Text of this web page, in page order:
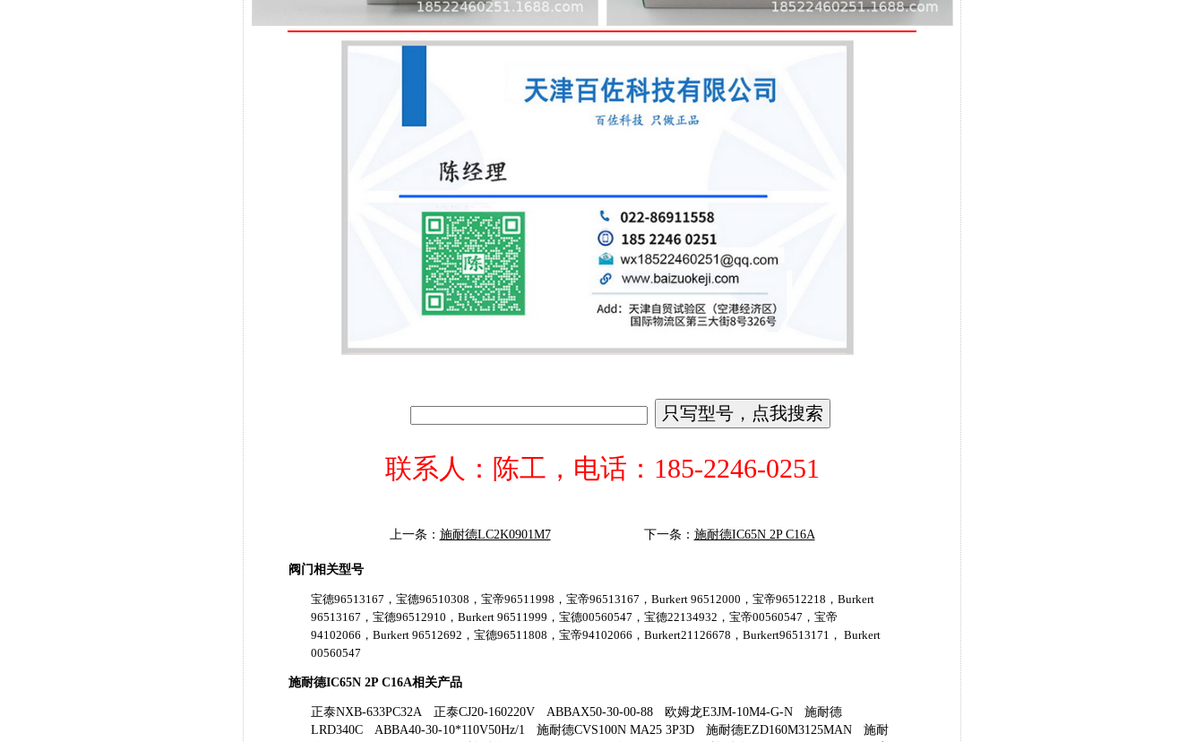
联系人：陈工，电话：185-2246-0251
上一条： 施耐德LC2K0901M7 下一条： 施耐德IC65N 2P C16A
阀门相关型号
宝德96513167，宝德96510308，宝帝96511998，宝帝96513167，Burkert 96512000，宝帝96512218，Burkert
96513167，宝德96512910，Burkert 96511999，宝德00560547，宝德22134932，宝帝00560547，宝帝
94102066，Burkert 96512692，宝德96511808，宝帝94102066，Burkert21126678，Burkert96513171， Burkert
00560547
施耐德IC65N 2P C16A相关产品
正泰NXB-633PC32A 正泰CJ20-160220V ABBAX50-30-00-88 欧姆龙E3JM-10M4-G-N
施耐德
LRD340C
ABBA40-30-10*110V50Hz/1 施耐德CVS100N MA25 3P3D 施耐德EZD160M3125MAN
施耐